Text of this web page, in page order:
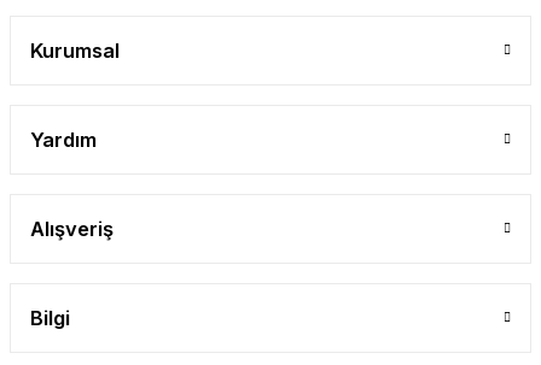
Kurumsal
Yardım
Alışveriş
Bilgi